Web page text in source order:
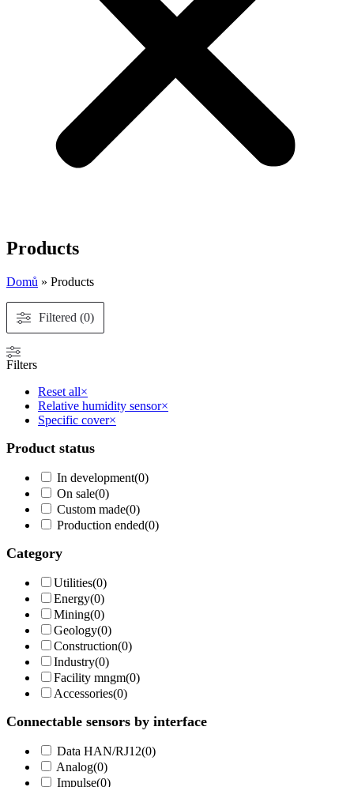
Products
Domů » Products
Filtered (0)
Filters
Reset all×
Relative humidity sensor×
Specific cover×
Product status
In development(0)
On sale(0)
Custom made(0)
Production ended(0)
Category
Utilities(0)
Energy(0)
Mining(0)
Geology(0)
Construction(0)
Industry(0)
Facility mngm(0)
Accessories(0)
Connectable sensors by interface
Data HAN/RJ12(0)
Analog(0)
Impulse(0)